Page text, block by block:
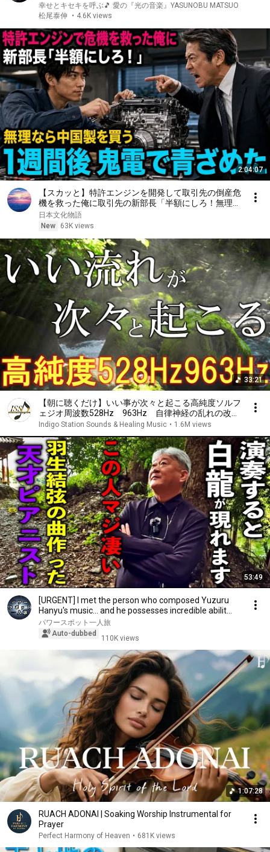
幸せとキセキを呼ぶ🎵 愛の『光の音楽』YASUNOBU MATSUO
松尾泰伸
• 4.6K views
2:04:07
【スカッと】特許エンジンを開発して取引先の倒産危
機を救った俺に取引先の新部長「半額にしろ！無理な
ら中国製を買う」1週間後、部長から鬼電→俺「お宅
の競合と5倍で独占契約済みです」
日本文化物語
New
63K views
33:21
【朝に聴くだけ】いい事が次々と起こる高純度ソルフ
ェジオ周波数528Hz 963Hz 自律神経の乱れの改善
と右脳の癒し ＃開運 ＃奇跡の周波数 ＃ヒーリン
Indigo Station Sounds & Healing Music • 1.6M views
53:49
[URGENT] I met the person who composed Yuzuru
Hanyu's music... and he possesses incredible abilit...
パワースポット一人旅
Auto-dubbed
110K views
1:07:28
RUACH ADONAI | Soaking Worship Instrumental for
Prayer
Perfect Harmony of Heaven • 681K views